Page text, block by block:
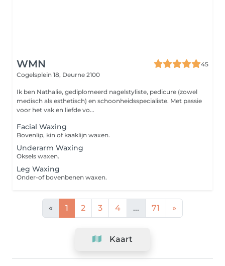
WMN
45
Cogelsplein 18, Deurne 2100
Ik ben Nathalie, gediplomeerd nagelstyliste, pedicure (zowel
medisch als esthetisch) en schoonheidsspecialiste. Met passie
voor het vak en liefde vo...
Facial Waxing
Bovenlip, kin of kaaklijn waxen.
Underarm Waxing
Oksels waxen.
Leg Waxing
Onder-of bovenbenen waxen.
« 1 2 3 4 ... 71 »
Kaart